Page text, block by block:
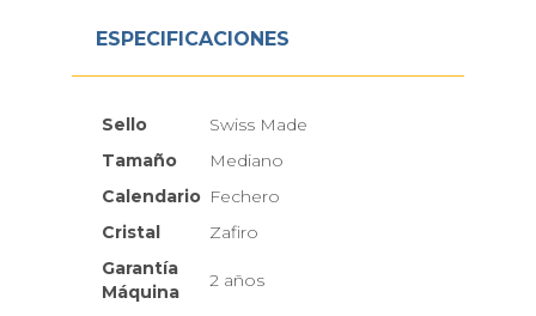
ESPECIFICACIONES
Sello
Swiss Made
Tamaño
Mediano
Calendario Fechero
Cristal
Zafiro
Garantía
Máquina
2 años